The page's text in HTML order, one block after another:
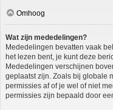
Omhoog
Wat zijn mededelingen?
Mededelingen bevatten vaak
het lezen bent, je kunt deze
Mededelingen verschijnen
geplaatst zijn. Zoals bij globale
permissies af of je wel of niet
permissies zijn bepaald door